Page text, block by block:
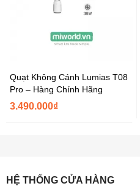
Quạt Không Cánh Lumias T08
Pro – Hàng Chính Hãng
3.490.000₫
HỆ THỐNG CỬA HÀNG